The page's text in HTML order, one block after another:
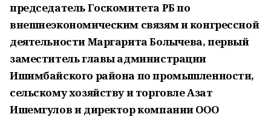
председатель Госкомитета РБ по
внешнеэкономическим связям и конгрессной
деятельности Маргарита Болычева, первый
заместитель главы администрации
Ишимбайского района по промышленности,
сельскому хозяйству и торговле Азат
Ишемгулов и директор компании ООО